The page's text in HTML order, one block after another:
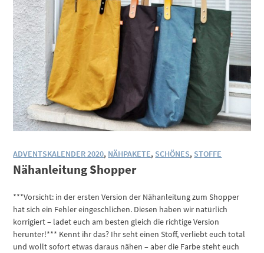
ADVENTSKALENDER 2020, NÄHPAKETE, SCHÖNES, STOFFE
Nähanleitung Shopper
***Vorsicht: in der ersten Version der Nähanleitung zum Shopper
hat sich ein Fehler eingeschlichen. Diesen haben wir natürlich
korrigiert – ladet euch am besten gleich die richtige Version
herunter!*** Kennt ihr das? Ihr seht einen Stoff, verliebt euch total
und wollt sofort etwas daraus nähen – aber die Farbe steht euch